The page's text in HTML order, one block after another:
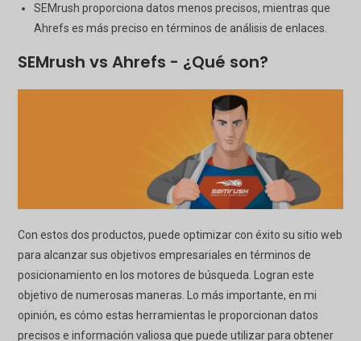
SEMrush proporciona datos menos precisos, mientras que
Ahrefs es más preciso en términos de análisis de enlaces.
SEMrush vs Ahrefs - ¿Qué son?
Con estos dos productos, puede optimizar con éxito su sitio web
para alcanzar sus objetivos empresariales en términos de
posicionamiento en los motores de búsqueda. Logran este
objetivo de numerosas maneras. Lo más importante, en mi
opinión, es cómo estas herramientas le proporcionan datos
precisos e información valiosa que puede utilizar para obtener